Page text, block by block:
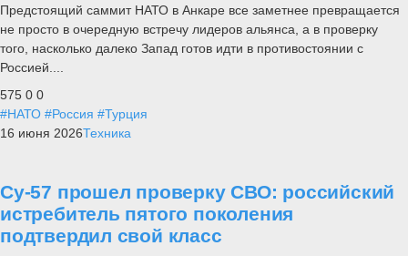
Предстоящий саммит НАТО в Анкаре все заметнее превращается
не просто в очередную встречу лидеров альянса, а в проверку
того, насколько далеко Запад готов идти в противостоянии с
Россией....
575 0 0
#НАТО #Россия #Турция
16 июня 2026Техника
Су-57 прошел проверку СВО: российский
истребитель пятого поколения
подтвердил свой класс